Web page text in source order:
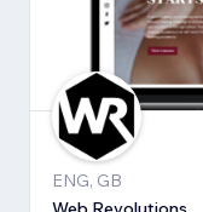
ENG, GB